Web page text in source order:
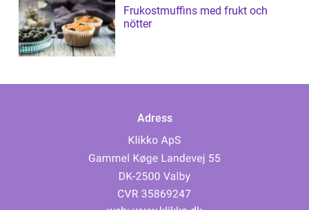
Frukostmuffins med frukt och
nötter
Adress